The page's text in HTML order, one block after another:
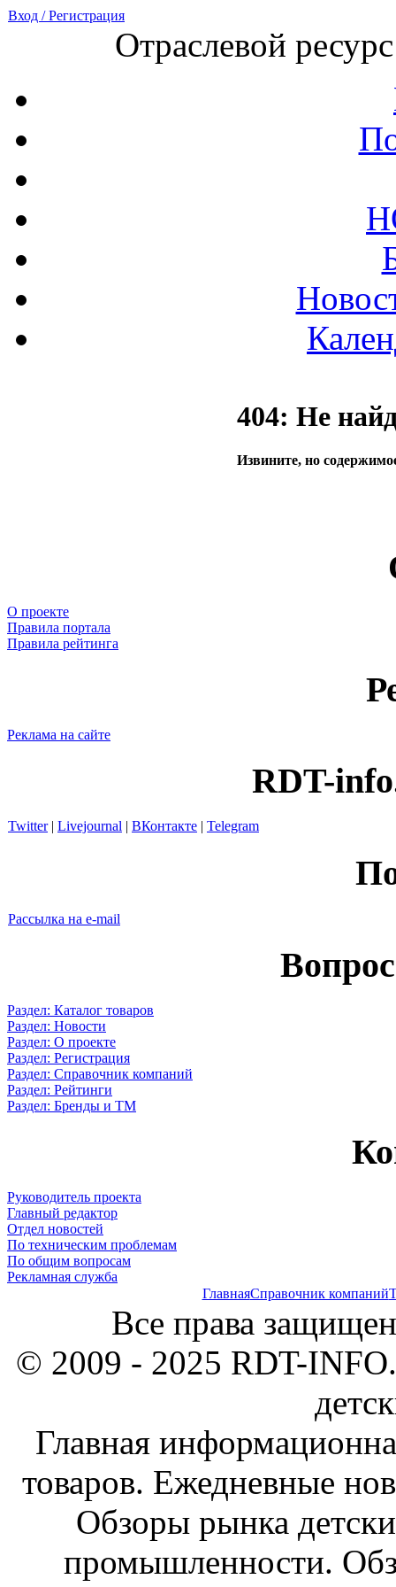
Вход / Регистрация
Отраслевой
404: Не
Извините, но
О проекте
Правила портала
Правила рейтинга
Реклама на сайте
RDT-
Twitter| Livejournal | ВКонтакте | Telegram
Рассылка на e-mail
Раздел: Каталог товаров
Раздел: Новости
Раздел: О проекте
Раздел: Регистрация
Раздел: Справочник компаний
Раздел: Рейтинги
Раздел: Бренды и ТМ
Руководитель проекта
Главный редактор
Отдел новостей
По техническим проблемам
По общим вопросам
Рекламная служба
ГлавнаяСправочник компаний
Все права
© 2009 - 2025 RDT-
Главная
товаров. Ежедневные
Обзоры рынка
промышленности.